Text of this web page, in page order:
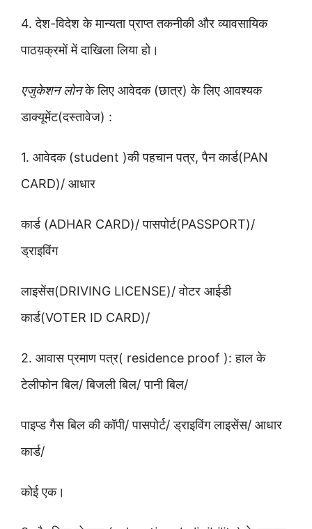
4. देश-विदेश के मान्यता प्राप्त तकनीकी और व्यावसायिक
पाठय़क्रमों में दाखिला लिया हो।
एजुकेशन लोनके लिए आवेदक (छात्र) के लिए आवश्यक
डाक्यूमेंट(दस्तावेज) :
1. आवेदक (student )की पहचान पत्र, पैन कार्ड(PAN
CARD)/ आधार
कार्ड (ADHAR CARD)/ पासपोर्ट(PASSPORT)/
ड्राइविंग
लाइसेंस(DRIVING LICENSE)/ वोटर आईडी
कार्ड(VOTER ID CARD)/
2. आवास प्रमाण पत्र( residence proof ): हाल के
टेलीफोन बिल/ बिजली बिल/ पानी बिल/
पाइप्ड गैस बिल की कॉपी/ पासपोर्ट/ ड्राइविंग लाइसेंस/ आधार
कार्ड/
कोई एक।